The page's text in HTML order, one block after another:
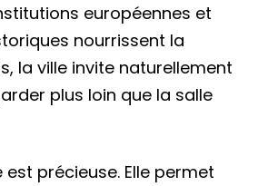
européennes et
nourrissent la
la ville invite naturellement
plus loin que la salle
précieuse. Elle permet